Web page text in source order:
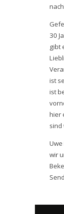
30
gibt
ist
ist
hier
sind
wir